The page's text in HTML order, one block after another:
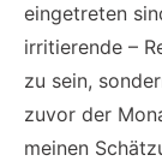
eingetreten
irritierende –
zu sein,
zuvor der
meinen